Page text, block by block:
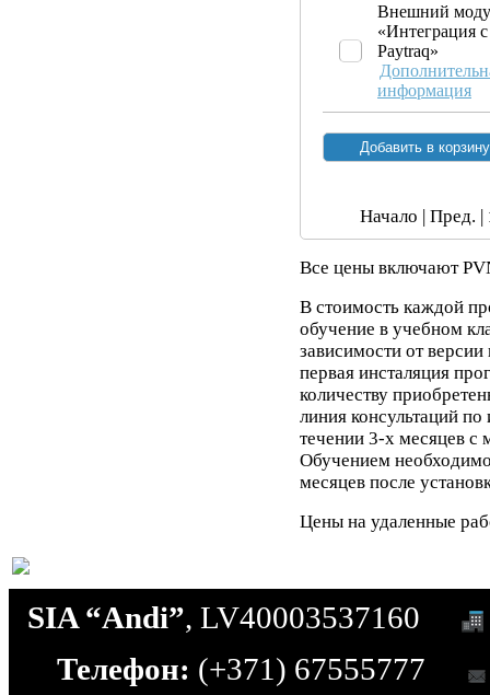
Внешний
«Интеграция
Paytraq»
информация
Начало | Пред. |
Все цены включают
В стоимость каждой
обучение в учебном
зависимости от
первая инсталяция
количеству
линия консультаций
течении 3-х месяцев с
Обучением
месяцев после
Цены на удаленные
SIA “Andi”, LV40003537160
Телефон: (+371) 67555777